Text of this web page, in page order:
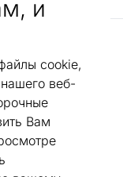
и
cookie,
веб-
Вам